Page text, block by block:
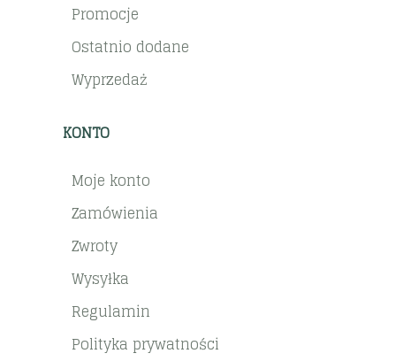
Promocje
Ostatnio dodane
Wyprzedaż
KONTO
Moje konto
Zamówienia
Zwroty
Wysyłka
Regulamin
Polityka prywatności